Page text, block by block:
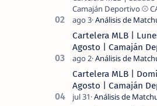
Camaján Deportivo ⚾ CARTELERA ·
Cartelera MLB |
Agosto | Camaján
Cartelera MLB |
Agosto | Camaján